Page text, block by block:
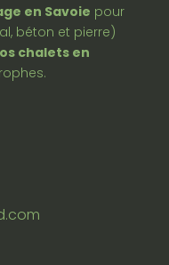
en Savoie pour
béton et pierre)
chalets en